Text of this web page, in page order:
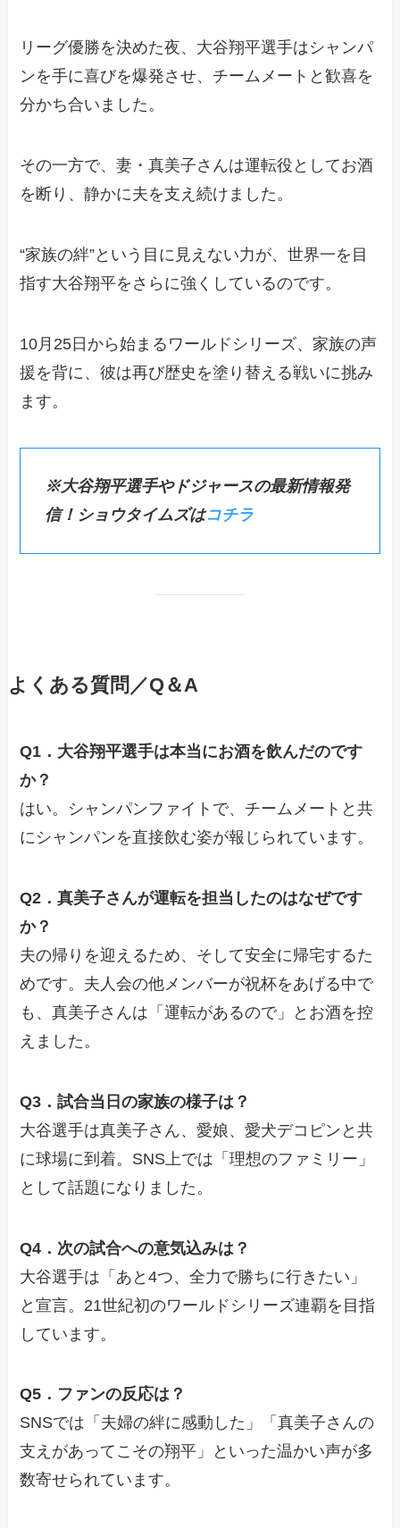
リーグ優勝を決めた夜、大谷翔平選手はシャンパ
ンを手に喜びを爆発させ、チームメートと歓喜を
分かち合いました。
その一方で、妻・真美子さんは運転役としてお酒
を断り、静かに夫を支え続けました。
“家族の絆”という目に見えない力が、世界一を目
指す大谷翔平をさらに強くしているのです。
10月25日から始まるワールドシリーズ、家族の声
援を背に、彼は再び歴史を塗り替える戦いに挑み
ます。
※大谷翔平選手やドジャースの最新情報発
信！ショウタイムズはコチラ
よくある質問／Q＆A
Q1．大谷翔平選手は本当にお酒を飲んだのです
か？
はい。シャンパンファイトで、チームメートと共
にシャンパンを直接飲む姿が報じられています。
Q2．真美子さんが運転を担当したのはなぜです
か？
夫の帰りを迎えるため、そして安全に帰宅するた
めです。夫人会の他メンバーが祝杯をあげる中で
も、真美子さんは「運転があるので」とお酒を控
えました。
Q3．試合当日の家族の様子は？
大谷選手は真美子さん、愛娘、愛犬デコピンと共
に球場に到着。SNS上では「理想のファミリー」
として話題になりました。
Q4．次の試合への意気込みは？
大谷選手は「あと4つ、全力で勝ちに行きたい」
と宣言。21世紀初のワールドシリーズ連覇を目指
しています。
Q5．ファンの反応は？
SNSでは「夫婦の絆に感動した」「真美子さんの
支えがあってこその翔平」といった温かい声が多
数寄せられています。